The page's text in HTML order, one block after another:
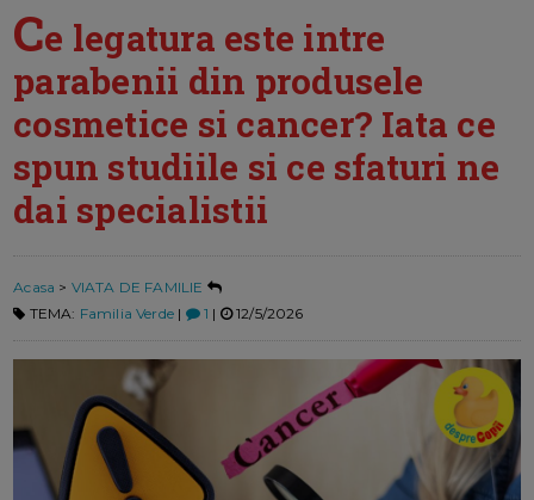
Ce legatura este intre
parabenii din produsele
cosmetice si cancer? Iata ce
spun studiile si ce sfaturi ne
dai specialistii
Acasa > VIATA DE FAMILIE
TEMA: Familia Verde | 1 | 12/5/2026